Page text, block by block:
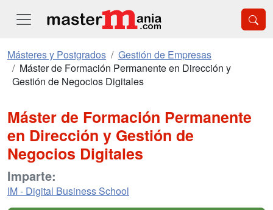
Másteres y Postgrados
Gestión de Empresas
Máster de Formación Permanente en Dirección y
Gestión de Negocios Digitales
Máster de Formación Permanente
en Dirección y Gestión de
Negocios Digitales
Imparte:
IM - Digital Business School